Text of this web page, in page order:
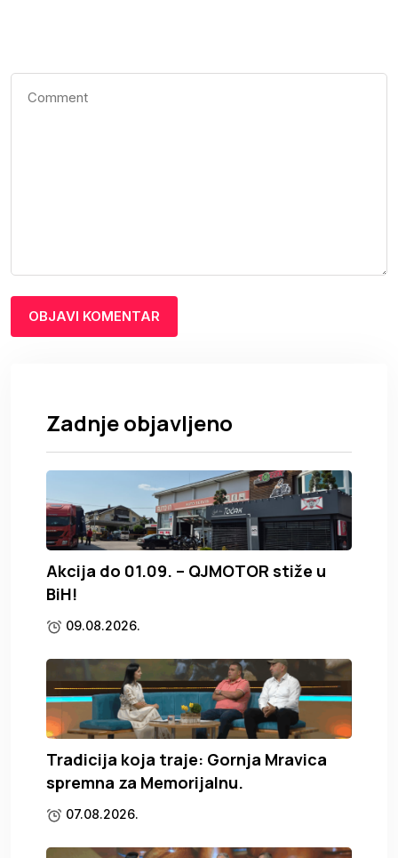
Zadnje objavljeno
Akcija do 01.09. – QJMOTOR stiže u
BiH!
09.08.2026.
Tradicija koja traje: Gornja Mravica
spremna za Memorijalnu.
07.08.2026.